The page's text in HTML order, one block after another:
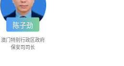
陈子劲
澳门特别行政区政府
保安司司长